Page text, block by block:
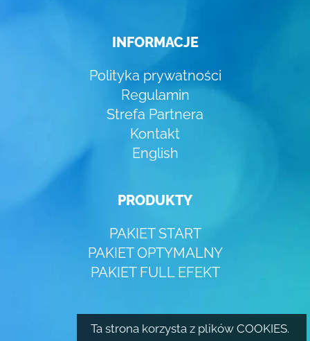
INFORMACJE
Polityka prywatności
Regulamin
Strefa Partnera
Kontakt
English
PRODUKTY
PAKIET START
PAKIET OPTYMALNY
PAKIET FULL EFEKT
Ta strona korzysta z plików COOKIES.